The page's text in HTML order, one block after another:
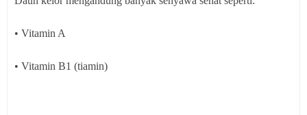
• Vitamin A
• Vitamin B1 (tiamin)